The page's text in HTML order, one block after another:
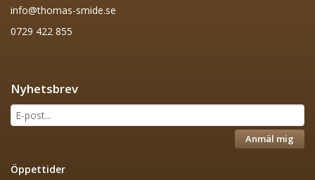
info@thomas-smide.se
0729 422 855
Nyhetsbrev
Anmäl mig
Öppettider